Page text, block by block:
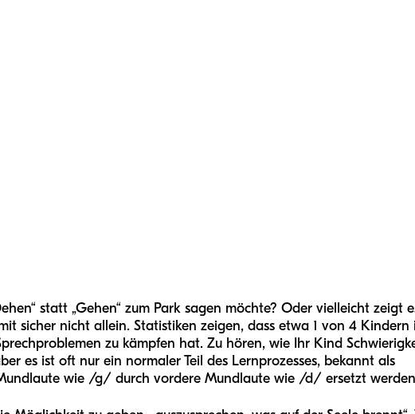
statt „Gehen“ zum Park sagen möchte? Oder vielleicht zeigt
sicher nicht allein. Statistiken zeigen, dass etwa 1 von 4 Kindern
zu kämpfen hat. Zu hören, wie Ihr Kind
es ist oft nur ein normaler Teil des Lernprozesses, bekannt als
wie /g/ durch vordere Mundlaute wie /d/ ersetzt